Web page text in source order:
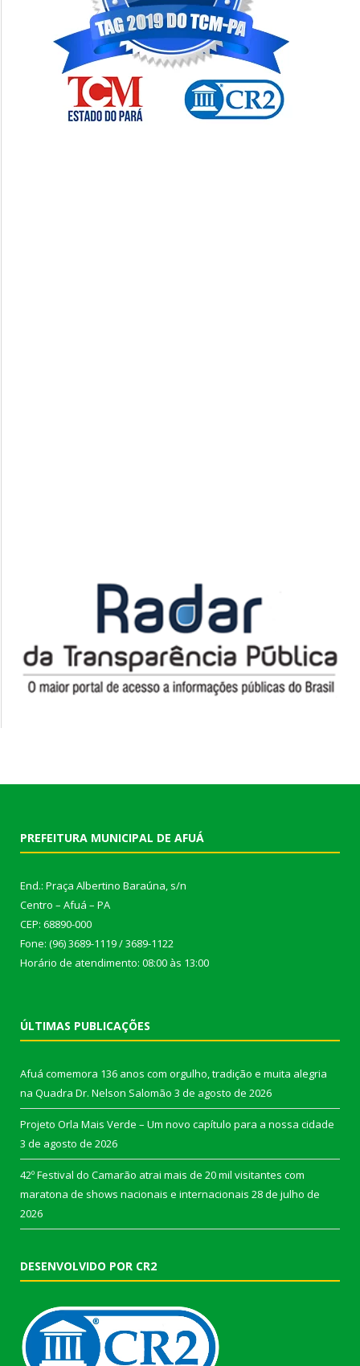
PREFEITURA MUNICIPAL DE AFUÁ
End.: Praça Albertino Baraúna, s/n
Centro – Afuá – PA
CEP: 68890-000
Fone: (96) 3689-1119 / 3689-1122
Horário de atendimento: 08:00 às 13:00
ÚLTIMAS PUBLICAÇÕES
Afuá comemora 136 anos com orgulho, tradição e muita alegria
na Quadra Dr. Nelson Salomão 3 de agosto de 2026
Projeto Orla Mais Verde – Um novo capítulo para a nossa cidade
3 de agosto de 2026
42º Festival do Camarão atrai mais de 20 mil visitantes com
maratona de shows nacionais e internacionais 28 de julho de
2026
DESENVOLVIDO POR CR2